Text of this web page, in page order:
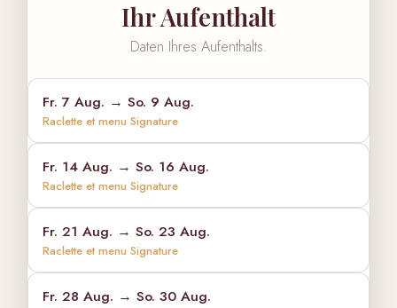
Ihr Aufenthalt
Daten Ihres Aufenthalts.
Fr. 7 Aug. → So. 9 Aug.
Raclette et menu Signature
Fr. 14 Aug. → So. 16 Aug.
Raclette et menu Signature
Fr. 21 Aug. → So. 23 Aug.
Raclette et menu Signature
Fr. 28 Aug. → So. 30 Aug.